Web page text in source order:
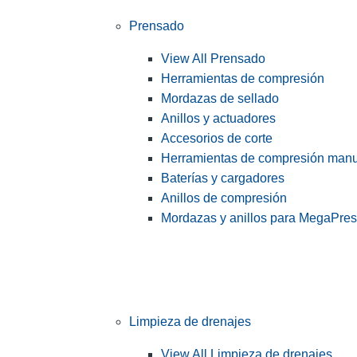
Prensado
View All Prensado
Herramientas de compresión
Mordazas de sellado
Anillos y actuadores
Accesorios de corte
Herramientas de compresión
Baterías y cargadores
Anillos de compresión
Mordazas y anillos para
Limpieza de drenajes
View All Limpieza de drenajes